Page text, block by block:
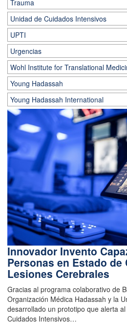
Trauma
Unidad de Cuidados Intensivos
UPTI
Urgencias
Wohl Institute for Translational
Young Hadassah
Young Hadassah International
Innovador Invento
Personas en Estado de
Lesiones Cerebrales
Gracias al programa colaborativo de
Organización Médica Hadassah y la
desarrollado un prototipo que alerta
Cuidados Intensivos…